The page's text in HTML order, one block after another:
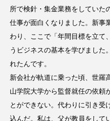
所で検針・集金業務をしていた
仕事が面白くなりました。新事
わり、ここで「年間目標を立て
うビジネスの基本を学びました
れたんです。
新会社が軌道に乗った頃、世羅
山学院大学から監督就任の依頼
とができない。代わりに引き受
込んだ。私は、父が教員をして